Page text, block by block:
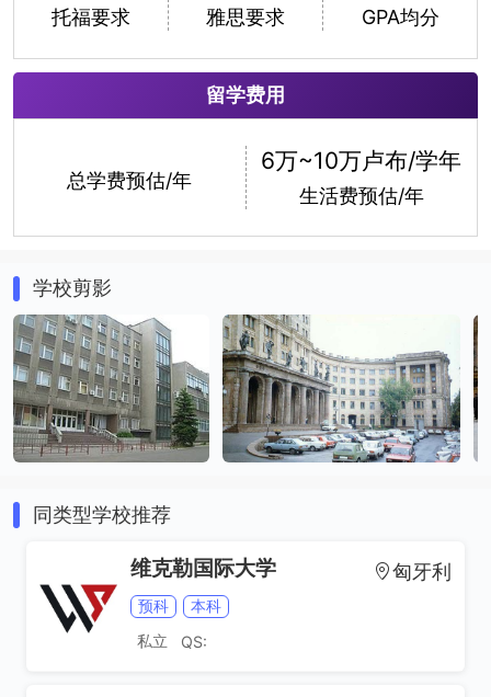
托福要求 雅思要求 GPA均分
留学费用
总学费预估/年
6万~10万卢布/学年
生活费预估/年
学校剪影
同类型学校推荐
维克勒国际大学 匈牙利
预科
本科
私立
QS: